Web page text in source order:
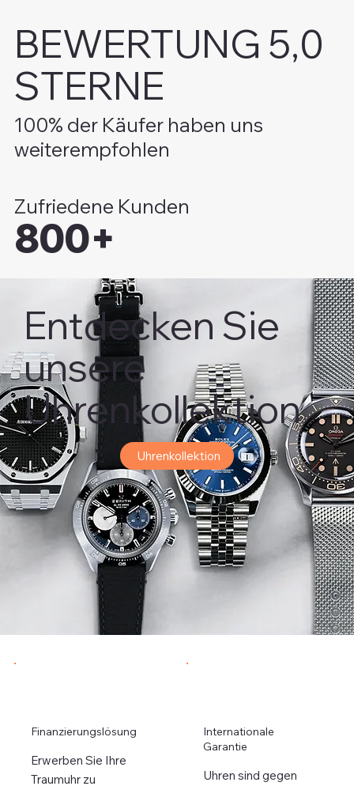
BEWERTUNG 5,0
STERNE
100% der Käufer haben uns
weiterempfohlen
800+
Zufriedene Kunden
Entdecken Sie
unsere
Uhrenkollektion
Uhrenkollektion
Finanzierungslösung
Erwerben Sie Ihre
Traumuhr zu
Internationale
Garantie
Uhren sind gegen